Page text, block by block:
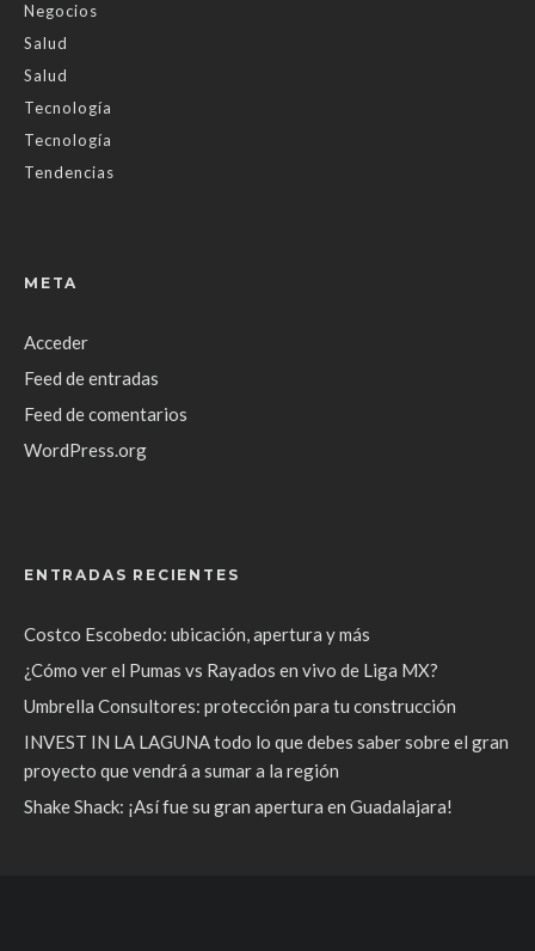
Negocios
Salud
Salud
Tecnología
Tecnología
Tendencias
META
Acceder
Feed de entradas
Feed de comentarios
WordPress.org
ENTRADAS RECIENTES
Costco Escobedo: ubicación, apertura y más
¿Cómo ver el Pumas vs Rayados en vivo de Liga MX?
Umbrella Consultores: protección para tu construcción
INVEST IN LA LAGUNA todo lo que debes saber sobre el gran
proyecto que vendrá a sumar a la región
Shake Shack: ¡Así fue su gran apertura en Guadalajara!